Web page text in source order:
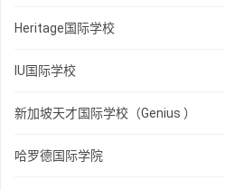
Heritage国际学校
IU国际学校
新加坡天才国际学校（Genius ）
哈罗德国际学院